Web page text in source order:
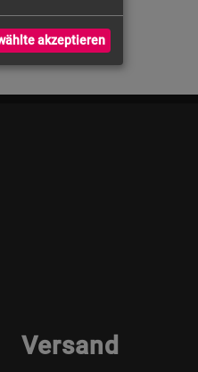
Versand
akzeptieren